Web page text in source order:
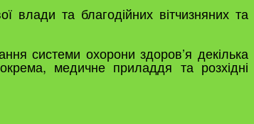
влади та благодійних вітчизняних та
системи охорони здоров’я декілька
медичне приладдя та розхідні